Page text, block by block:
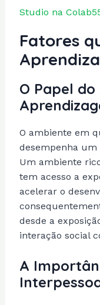
Studio na
Fatores
O Papel
O ambiente em
desempenha um
Um ambiente
tem acesso a
acelerar o
desde a
interação social
A